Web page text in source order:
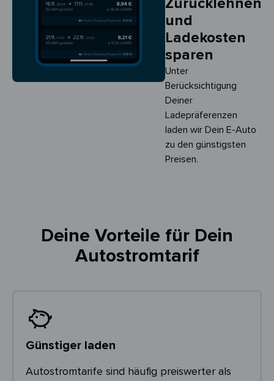
und
Ladekosten
sparen
Unter
Berücksichtigung
Deiner
Ladepräferenzen
laden wir Dein E-Auto
zu den günstigsten
Preisen.
Deine Vorteile für Dein
Autostromtarif
Günstiger laden
Autostromtarife sind häufig preiswerter als